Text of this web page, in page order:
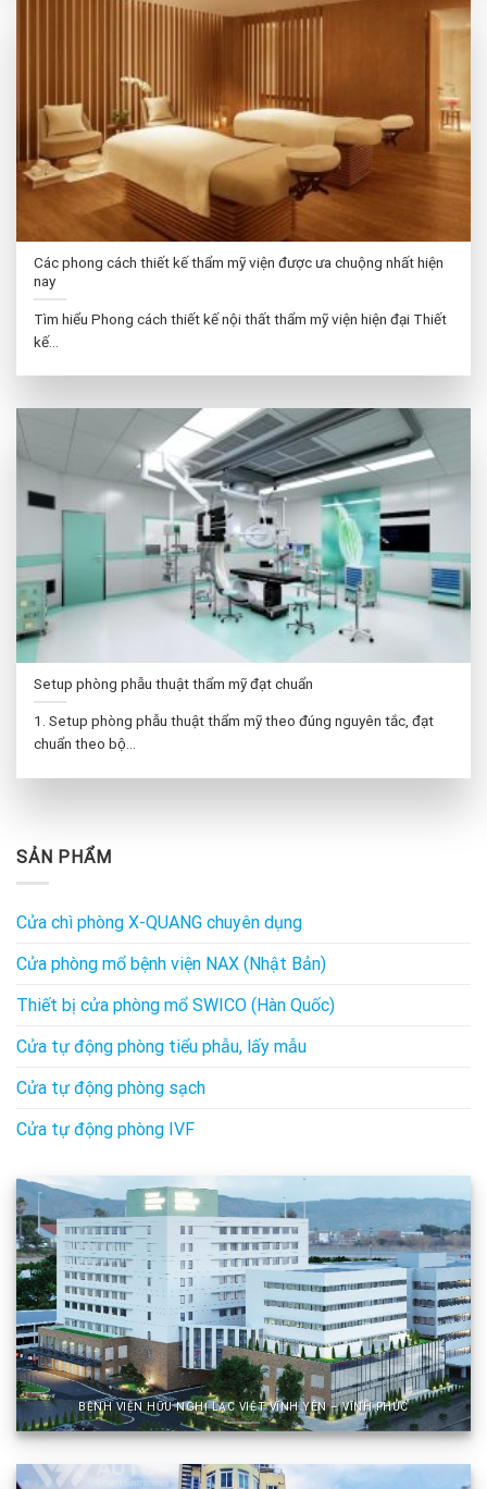
SẢN PHẨM
Cửa chì phòng X-QUANG chuyên dụng
Cửa phòng mổ bệnh viện NAX (Nhật Bản)
Thiết bị cửa phòng mổ SWICO (Hàn Quốc)
Cửa tự động phòng tiểu phẫu, lấy mẫu
Cửa tự động phòng sạch
Cửa tự động phòng IVF
BỆNH VIỆN HỮU NGHỊ LẠC VIỆT VĨNH YÊN – VĨNH PHÚC
Các phong cách thiết kế thẩm mỹ viện được ưa chuộng nhất hiện
nay
Tìm hiểu Phong cách thiết kế nội thất thẩm mỹ viện hiện đại Thiết
kế...
Setup phòng phẫu thuật thẩm mỹ đạt chuẩn
1. Setup phòng phẫu thuật thẩm mỹ theo đúng nguyên tắc, đạt
chuẩn theo bộ...